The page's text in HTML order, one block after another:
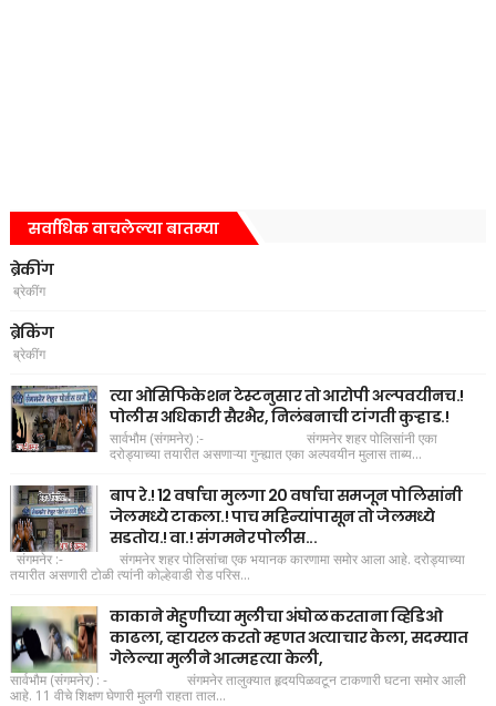
सर्वाधिक वाचलेल्या बातम्या
ब्रेकींग
ब्रेकींग
ब्रेकिंग
ब्रेकींग
त्या ओसिफिकेशन टेस्टनुसार तो आरोपी अल्पवयीनच.!
पोलीस अधिकारी सैरभैर, निलंबनाची टांगती कुऱ्हाड.!
सार्वभौम (संगमनेर) :- संगमनेर शहर पोलिसांनी एका
दरोड्याच्या तयारीत असणाऱ्या गुन्ह्यात एका अल्पवयीन मुलास ताब्य...
बाप रे.! 12 वर्षाचा मुलगा 20 वर्षाचा समजून पोलिसांनी
जेलमध्ये टाकला.! पाच महिन्यांपासून तो जेलमध्ये
सडतोय.! वा.! संगमनेर पोलीस...
संगमनेर :- संगमनेर शहर पोलिसांचा एक भयानक कारणामा समोर आला आहे. दरोड्याच्या
तयारीत असणारी टोळी त्यांनी कोल्हेवाडी रोड परिस...
काकाने मेहुणीच्या मुलीचा अंघोळ करताना व्हिडिओ
काढला, व्हायरल करतो म्हणत अत्याचार केला, सदम्यात
गेलेल्या मुलीने आत्महत्या केली,
सार्वभौम (संगमनेर) : - संगमनेर तालुक्यात हृदयपिळवटून टाकणारी घटना समोर आली
आहे. 11 वीचे शिक्षण घेणारी मुलगी राहता ताल...